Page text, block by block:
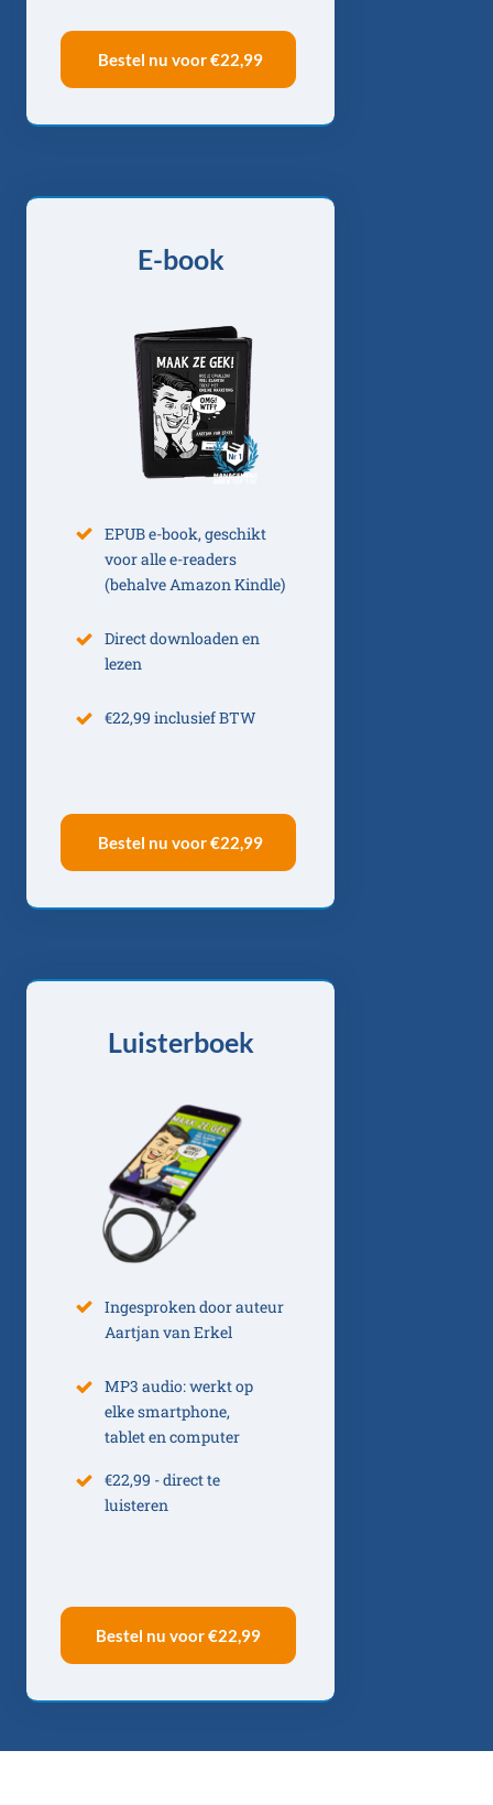
Bestel nu voor€22,99
E-book
EPUB e-book, geschikt
voor alle e-readers
(behalve Amazon Kindle)
Direct downloaden en
lezen
€22,99 inclusief BTW
Bestel nu voor€22,99
Luisterboek
Ingesproken door auteur
Aartjan van Erkel
MP3 audio: werkt op
elke smartphone,
tablet en computer
€22,99 - direct te
luisteren
Bestel nu voor€22,99